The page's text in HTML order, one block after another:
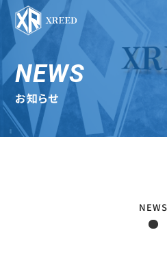
NEWS
お知らせ
NEWS